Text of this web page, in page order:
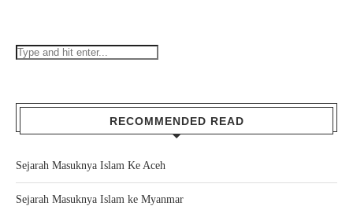
RECOMMENDED READ
Sejarah Masuknya Islam Ke Aceh
Sejarah Masuknya Islam ke Myanmar